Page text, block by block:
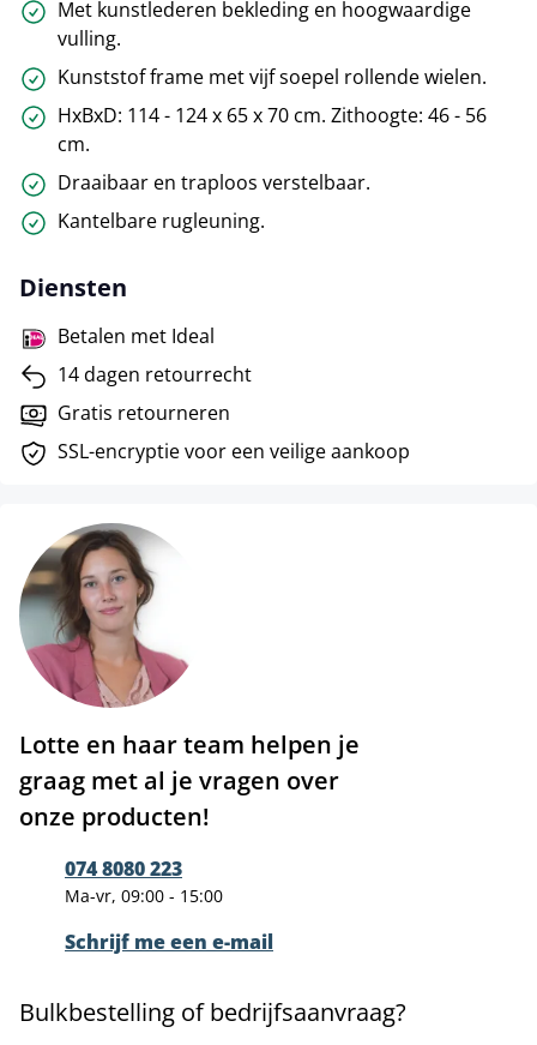
Met kunstlederen bekleding en hoogwaardige
vulling.
Kunststof frame met vijf soepel rollende wielen.
HxBxD: 114 - 124 x 65 x 70 cm. Zithoogte: 46 - 56
cm.
Draaibaar en traploos verstelbaar.
Kantelbare rugleuning.
Diensten
Betalen met Ideal
14 dagen retourrecht
Gratis retourneren
SSL-encryptie voor een veilige aankoop
Lotte en haar team helpen je
graag met al je vragen over
onze producten!
074 8080 223
Ma-vr, 09:00 - 15:00
Schrijf me een e-mail
Bulkbestelling of bedrijfsaanvraag?